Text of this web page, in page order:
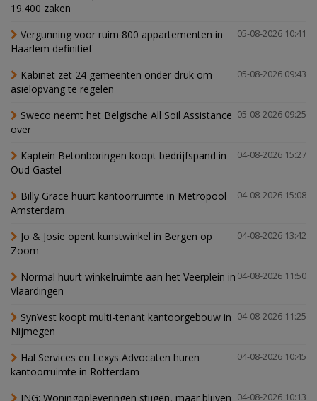
19.400 zaken
05-08-2026 10:41
Vergunning voor ruim 800 appartementen in
Haarlem definitief
05-08-2026 09:43
Kabinet zet 24 gemeenten onder druk om
asielopvang te regelen
05-08-2026 09:25
Sweco neemt het Belgische All Soil Assistance
over
04-08-2026 15:27
Kaptein Betonboringen koopt bedrijfspand in
Oud Gastel
04-08-2026 15:08
Billy Grace huurt kantoorruimte in Metropool
Amsterdam
04-08-2026 13:42
Jo & Josie opent kunstwinkel in Bergen op
Zoom
04-08-2026 11:50
Normal huurt winkelruimte aan het Veerplein in
Vlaardingen
04-08-2026 11:25
SynVest koopt multi-tenant kantoorgebouw in
Nijmegen
04-08-2026 10:45
Hal Services en Lexys Advocaten huren
kantoorruimte in Rotterdam
04-08-2026 10:13
ING: Woningopleveringen stijgen, maar blijven